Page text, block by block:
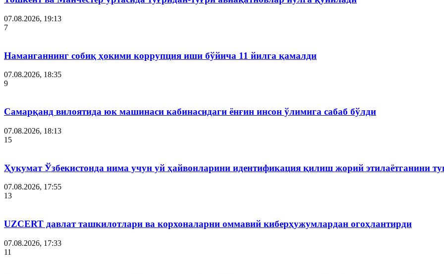
07.08.2026, 19:13
7
Наманганнинг собиқ ҳокими коррупция иши бўйича 11 йилга қамалди
07.08.2026, 18:35
9
Самарқанд вилоятида юк машинаси кабинасидаги ёнғин инсон ўлимига сабаб бўлди
07.08.2026, 18:13
15
Ҳукумат Ўзбекистонда нима учун уй ҳайвонларини идентификация қилиш жорий этилаётганини
07.08.2026, 17:55
13
UZCERT давлат ташкилотлари ва корхоналарни оммавий киберҳужумлардан огоҳлантирди
07.08.2026, 17:33
11